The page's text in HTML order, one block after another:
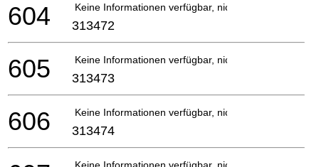
Keine Informationen verfügbar, nicht bestellbar
604 313472
Keine Informationen verfügbar, nicht bestellbar
605 313473
Keine Informationen verfügbar, nicht bestellbar
606 313474
Keine Informationen verfügbar, nicht bestellbar